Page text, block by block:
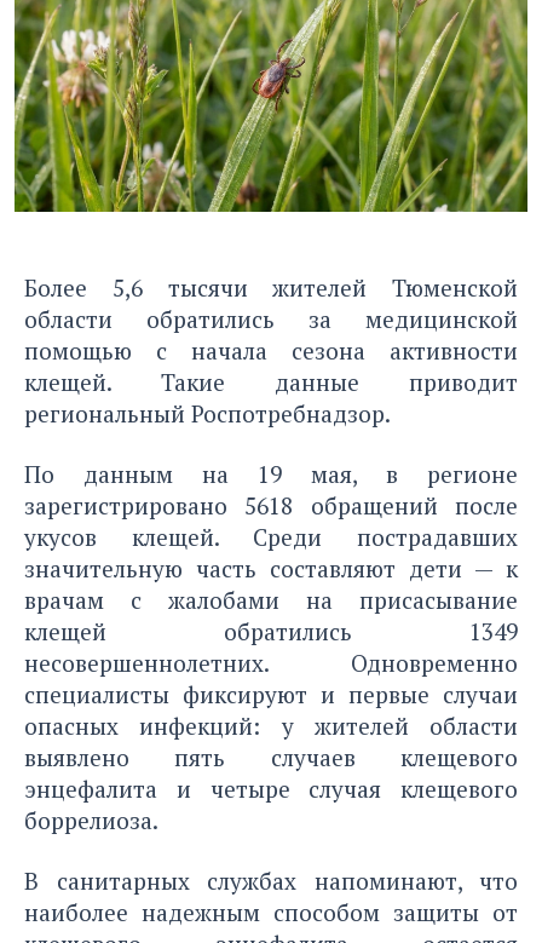
Более 5,6 тысячи жителей Тюменской
области обратились за медицинской
помощью с начала сезона активности
клещей. Такие данные приводит
региональный Роспотребнадзор.
По данным на 19 мая, в регионе
зарегистрировано 5618 обращений после
укусов клещей. Среди пострадавших
значительную часть составляют дети — к
врачам с жалобами на присасывание
клещей обратились 1349
несовершеннолетних. Одновременно
специалисты фиксируют и первые случаи
опасных инфекций: у жителей области
выявлено пять случаев клещевого
энцефалита и четыре случая клещевого
боррелиоза.
В санитарных службах напоминают, что
наиболее надежным способом защиты от